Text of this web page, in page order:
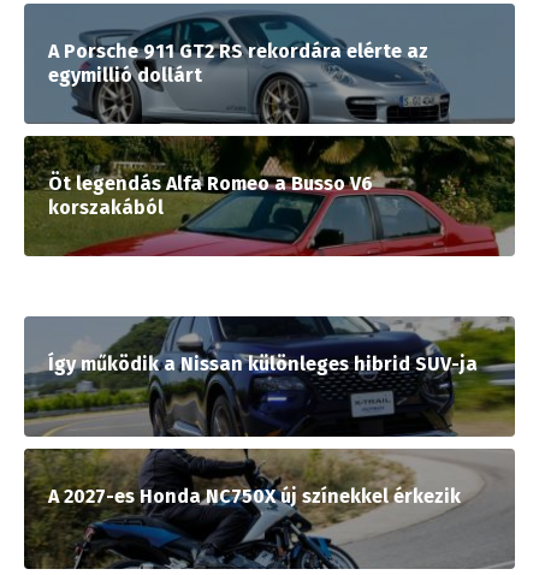
A Porsche 911 GT2 RS rekordára elérte az
egymillió dollárt
Öt legendás Alfa Romeo a Busso V6
korszakából
Így működik a Nissan különleges hibrid SUV-ja
A 2027-es Honda NC750X új színekkel érkezik